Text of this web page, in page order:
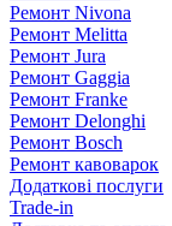
Ремонт Nivona
Ремонт Melitta
Ремонт Jura
Ремонт Gaggia
Ремонт Franke
Ремонт Delonghi
Ремонт Bosch
Ремонт кавоварок
Додаткові послуги
Trade-in